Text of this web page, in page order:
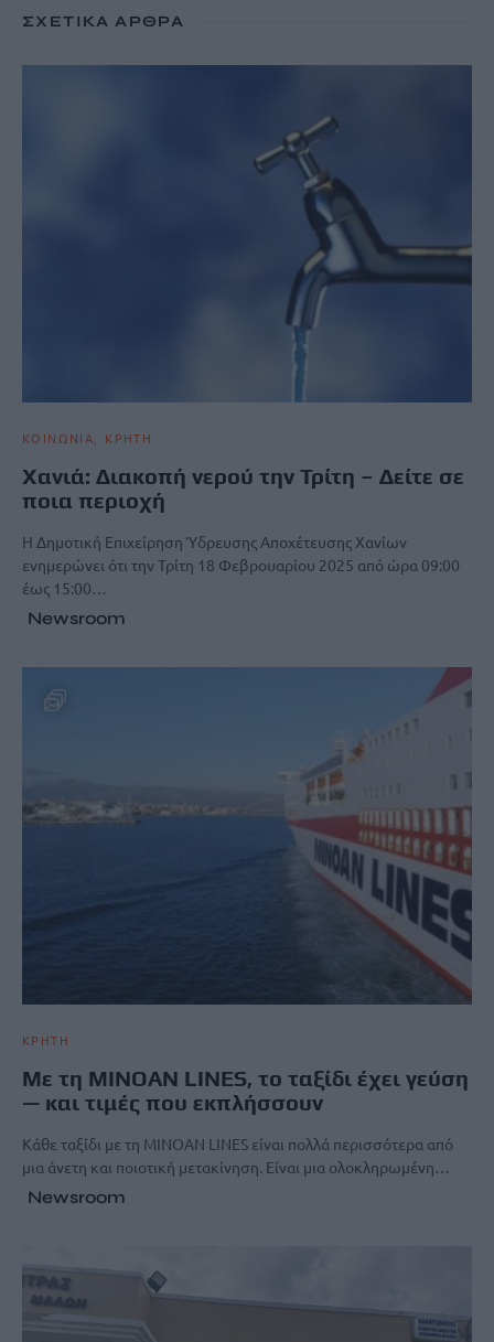
ΣΧΕΤΙΚΆ ΆΡΘΡΑ
ΚΟΙΝΩΝΙΑ ΚΡΗΤΗ
Xανιά: Διακοπή νερού την Τρίτη – Δείτε σε
ποια περιοχή
Η Δημοτική Επιχείρηση Ύδρευσης Αποχέτευσης Χανίων
ενημερώνει ότι την Τρίτη 18 Φεβρουαρίου 2025 από ώρα 09:00
έως 15:00…
Newsroom
ΚΡΗΤΗ
Με τη MINOAN LINES, το ταξίδι έχει γεύση
— και τιμές που εκπλήσσουν
Κάθε ταξίδι με τη MINOAN LINES είναι πολλά περισσότερα από
μια άνετη και ποιοτική μετακίνηση. Είναι μια ολοκληρωμένη…
Newsroom